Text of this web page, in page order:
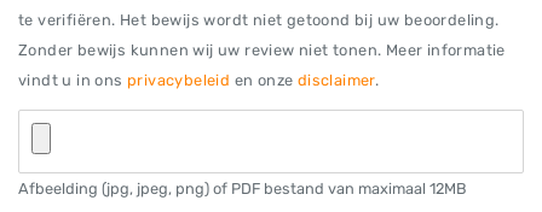
te verifiëren. Het bewijs wordt niet getoond bij uw beoordeling.
Zonder bewijs kunnen wij uw review niet tonen. Meer informatie
vindt u in ons privacybeleid en onze disclaimer.
Afbeelding (jpg, jpeg, png) of PDF bestand van maximaal 12MB